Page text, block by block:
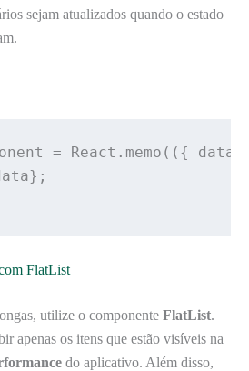
sejam atualizados quando o estado
= React.memo(({
;
FlatList
utilize o componente FlatList.
apenas os itens que estão visíveis na
do aplicativo. Além disso,